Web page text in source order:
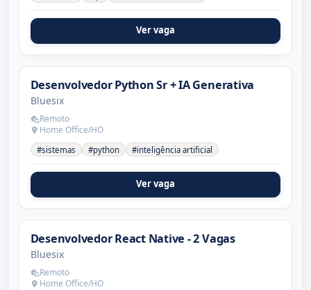
Ver vaga
Desenvolvedor Python Sr + IA Generativa
Bluesix
Remoto
Home Office/HO
#sistemas #python #inteligência artificial
Ver vaga
Desenvolvedor React Native - 2 Vagas
Bluesix
Remoto
Home Office/HO